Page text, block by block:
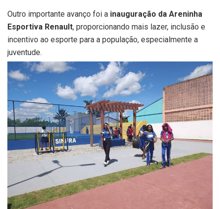
Outro importante avanço foi a inauguração da Areninha
Esportiva Renault, proporcionando mais lazer, inclusão e
incentivo ao esporte para a população, especialmente a
juventude.